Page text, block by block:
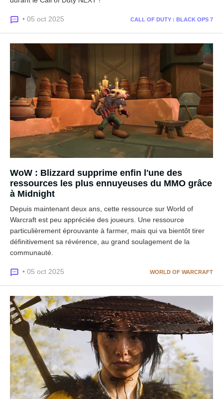
• 05 oct 2025 CALL OF DUTY : BLACK OPS 7
WoW : Blizzard supprime enfin l'une des
ressources les plus ennuyeuses du MMO grâce
à Midnight
Depuis maintenant deux ans, cette ressource sur World of
Warcraft est peu appréciée des joueurs. Une ressource
particulièrement éprouvante à farmer, mais qui va bientôt tirer
définitivement sa révérence, au grand soulagement de la
communauté.
• 05 oct 2025 WORLD OF WARCRAFT